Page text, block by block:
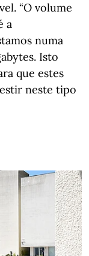
“O volume
a
numa
Isto
que estes
neste tipo